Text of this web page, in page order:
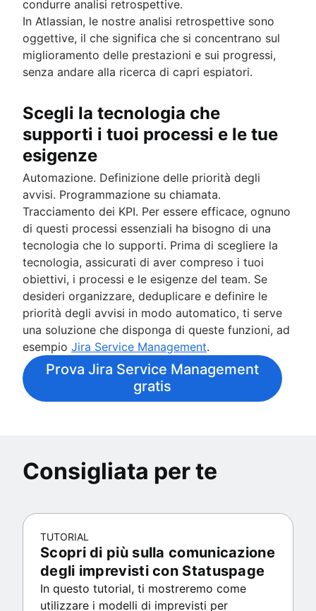
condurre analisi retrospettive.
In Atlassian, le nostre analisi retrospettive sono
oggettive, il che significa che si concentrano sul
miglioramento delle prestazioni e sui progressi,
senza andare alla ricerca di capri espiatori.
Scegli la tecnologia che
supporti i tuoi processi e le tue
esigenze
Automazione. Definizione delle priorità degli
avvisi. Programmazione su chiamata.
Tracciamento dei KPI. Per essere efficace, ognuno
di questi processi essenziali ha bisogno di una
tecnologia che lo supporti. Prima di scegliere la
tecnologia, assicurati di aver compreso i tuoi
obiettivi, i processi e le esigenze del team. Se
desideri organizzare, deduplicare e definire le
priorità degli avvisi in modo automatico, ti serve
una soluzione che disponga di queste funzioni, ad
esempio Jira Service Management.
Prova Jira Service Management
gratis
Consigliata per te
TUTORIAL
Scopri di più sulla comunicazione
degli imprevisti con Statuspage
In questo tutorial, ti mostreremo come
utilizzare i modelli di imprevisti per